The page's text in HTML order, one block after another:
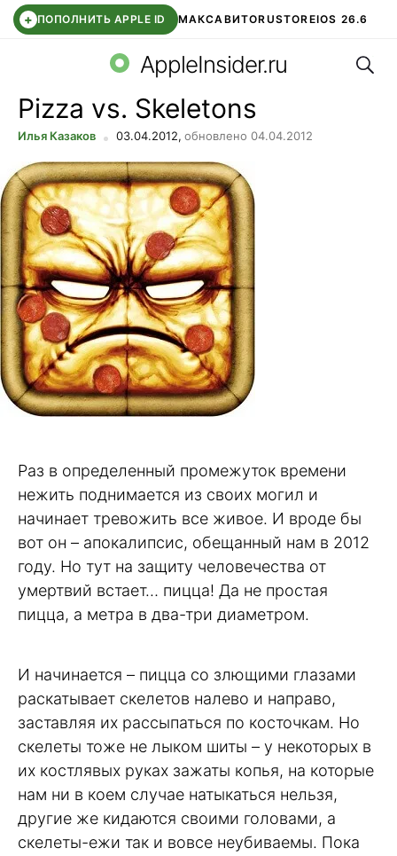
+ ПОПОЛНИТЬ APPLE ID МАКСАВИТОRUSTOREIOS 26.6
СБЕР КИДС ВТБ ОНЛАЙН ЧАТ В ROBLOX
AppleInsider.ru
Pizza vs. Skeletons
Илья Казаков 03.04.2012, обновлено 04.04.2012
Раз в определенный промежуток времени
нежить поднимается из своих могил и
начинает тревожить все живое. И вроде бы
вот он – апокалипсис, обещанный нам в 2012
году. Но тут на защиту человечества от
умертвий встает… пицца! Да не простая
пицца, а метра в два-три диаметром.
И начинается – пицца со злющими глазами
раскатывает скелетов налево и направо,
заставляя их рассыпаться по косточкам. Но
скелеты тоже не лыком шиты – у некоторых в
их костлявых руках зажаты копья, на которые
нам ни в коем случае натыкаться нельзя,
другие же кидаются своими головами, а
скелеты-ежи так и вовсе неубиваемы. Пока